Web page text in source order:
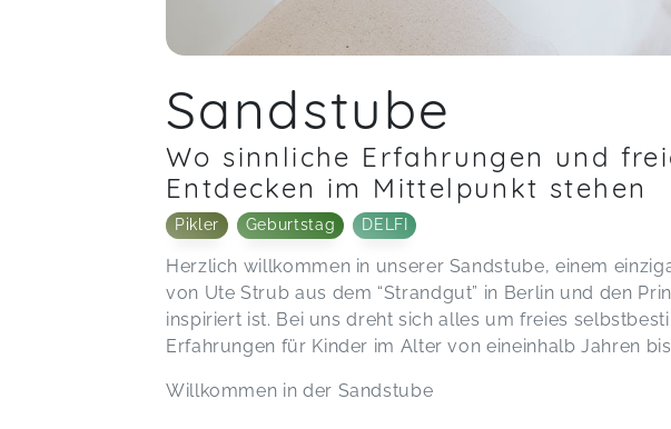
Sandstube
Wo sinnliche Erfahrungen und
Entdecken im Mittelpunkt stehen
Pikler Geburtstag DELFI
Herzlich willkommen in unserer Sandstube, einem
von Ute Strub aus dem “Strandgut” in Berlin und den
inspiriert ist. Bei uns dreht sich alles um freies
Erfahrungen für Kinder im Alter von eineinhalb Jahren
Willkommen in der Sandstube